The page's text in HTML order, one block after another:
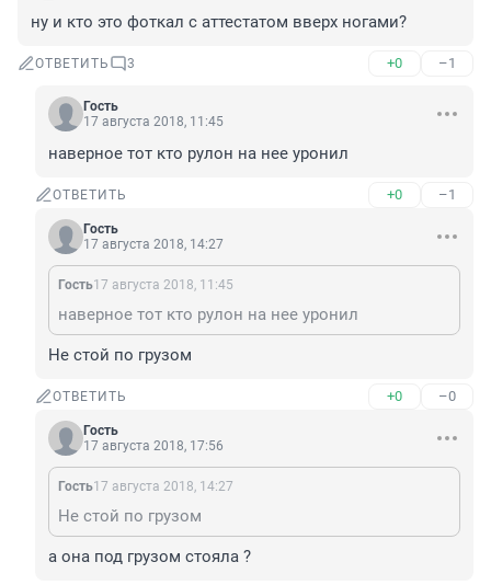
ну и кто это фоткал с аттестатом вверх ногами?
ОТВЕТИТЬ 3 +0 –1
Гость
17 августа 2018, 11:45
наверное тот кто рулон на нее уронил
ОТВЕТИТЬ +0 –1
Гость
17 августа 2018, 14:27
Гость17 августа 2018, 11:45
наверное тот кто рулон на нее уронил
Не стой по грузом
ОТВЕТИТЬ +0 –0
Гость
17 августа 2018, 17:56
Гость17 августа 2018, 14:27
Не стой по грузом
а она под грузом стояла ?